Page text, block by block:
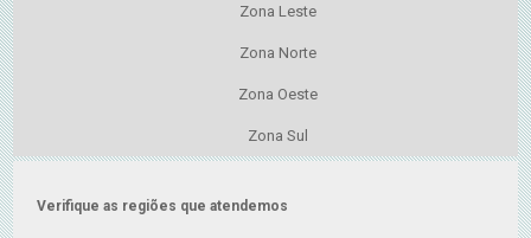
Zona Leste
Zona Norte
Zona Oeste
Zona Sul
Verifique as regiões que atendemos